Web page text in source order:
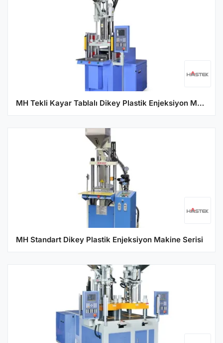
MH Tekli Kayar Tablalı Dikey Plastik Enjeksiyon Makine Serisi
MH Standart Dikey Plastik Enjeksiyon Makine Serisi